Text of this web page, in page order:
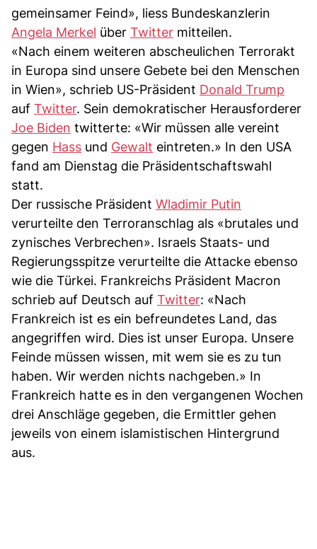
gemeinsamer Feind», liess Bundeskanzlerin
Angela Merkel über Twitter mitteilen.
«Nach einem weiteren abscheulichen Terrorakt
in Europa sind unsere Gebete bei den Menschen
in Wien», schrieb US-Präsident Donald Trump
auf Twitter. Sein demokratischer Herausforderer
Joe Biden twitterte: «Wir müssen alle vereint
gegen Hass und Gewalt eintreten.» In den USA
fand am Dienstag die Präsidentschaftswahl
statt.
Der russische Präsident Wladimir Putin
verurteilte den Terroranschlag als «brutales und
zynisches Verbrechen». Israels Staats- und
Regierungsspitze verurteilte die Attacke ebenso
wie die Türkei. Frankreichs Präsident Macron
schrieb auf Deutsch auf Twitter: «Nach
Frankreich ist es ein befreundetes Land, das
angegriffen wird. Dies ist unser Europa. Unsere
Feinde müssen wissen, mit wem sie es zu tun
haben. Wir werden nichts nachgeben.» In
Frankreich hatte es in den vergangenen Wochen
drei Anschläge gegeben, die Ermittler gehen
jeweils von einem islamistischen Hintergrund
aus.